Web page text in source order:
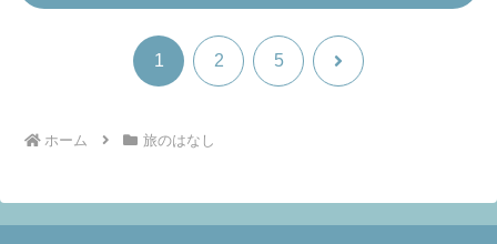
1 2 5 次
ホーム 旅のはなし